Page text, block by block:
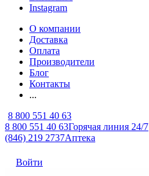
Instagram
О компании
Доставка
Оплата
Производители
Блог
Контакты
...
8 800 551 40 63
8 800 551 40 63Горячая линия 24/7
(846) 219 2737Аптека
Войти